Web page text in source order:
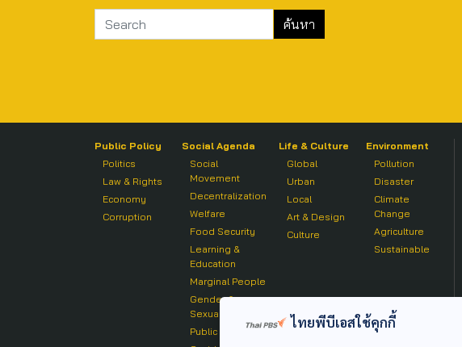
Public Policy
Politics
Law & Rights
Economy
Corruption
Social Agenda
Social
Movement
Decentralization
Welfare
Food Security
Learning &
Education
Marginal People
Gender &
Sexuality
Public Health
Life & Culture
Global
Urban
Local
Art & Design
Culture
Environment
Pollution
Disaster
Climate
Change
Agriculture
Sustainable
ไทยพีบีเอสใช้คุกกี้